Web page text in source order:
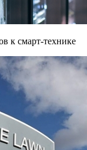
к смарт-технике